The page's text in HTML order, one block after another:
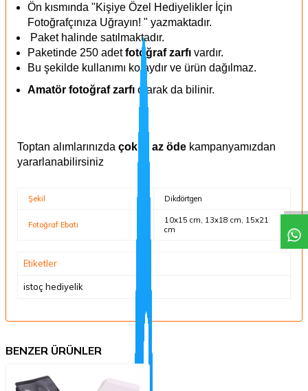
Ön kısmında "Kişiye Özel Hediyelikler İçin
Fotoğrafçınıza Uğrayın! " yazmaktadır.
Paket halinde satılmaktadır.
Paketinde 250 adetfotoğraf zarfı vardır.
Bu şekilde kullanımı kolaydır ve ürün dağılmaz.
Amatör fotoğraf zarfı olarak da bilinir.
Toptan alımlarınızda çok al az öde kampanyamızdan
yararlanabilirsiniz
Şekil Dikdörtgen
Fotoğraf Ebatı
10x15 cm, 13x18 cm, 15x21
cm
Etiketler
istoç hediyelik
BENZER ÜRÜNLER